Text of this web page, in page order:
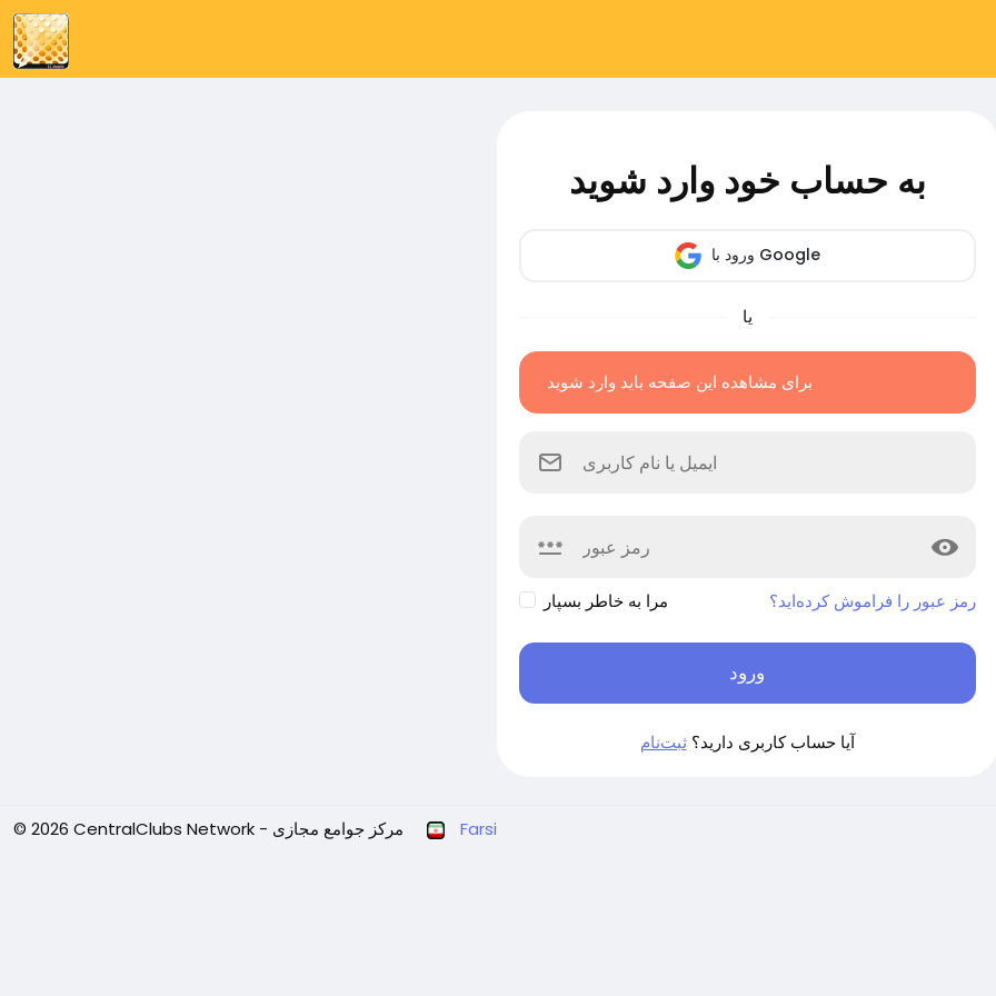
به حساب خود وارد شوید
ورود با Google
یا
برای مشاهده این صفحه باید وارد شوید
مرا به خاطر بسپار رمز عبور را فراموش کرده‌اید؟
ورود
آیا حساب کاربری دارید؟ثبت‌نام
© 2026 CentralClubs Network - مرکز جوامع مجازی Farsi